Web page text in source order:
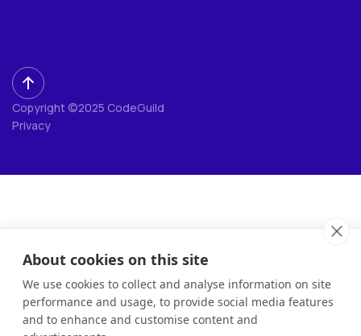
About cookies on this site
We use cookies to collect and analyse information on site
performance and usage, to provide social media features
and to enhance and customise content and
Copyright ©2025 CodeGuild
Privacy